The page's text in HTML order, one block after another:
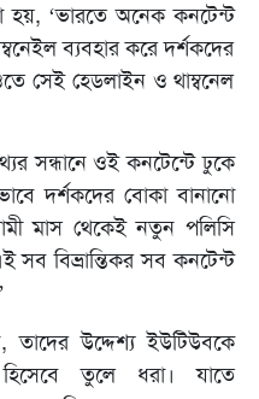
হয়, ‘ভারতে অনেক কনটেন্ট
ব্যবহার করে দর্শকদের
সেই হেডলাইন ও থাম্বনেল
সন্ধানে ওই কনটেন্টে ঢুকে
দর্শকদের বোকা বানানো
মাস থেকেই নতুন পলিসি
বিভ্রান্তিকর সব কনটেন্ট
উদ্দেশ্য ইউটিউবকে
তুলে ধরা। যাতে